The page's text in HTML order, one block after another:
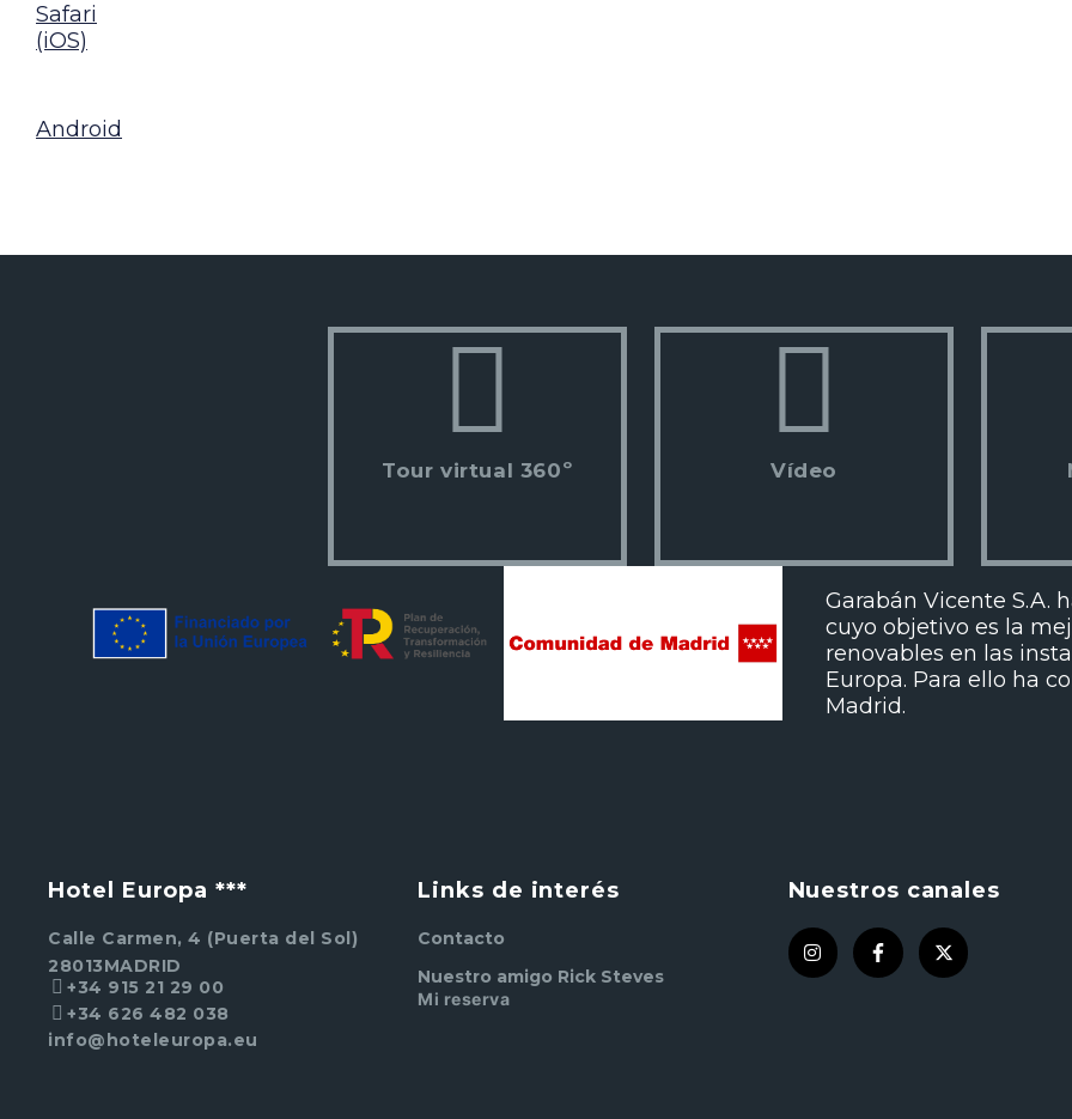
Safari
(iOS)
Android
Tour virtual 360º Vídeo
Garabán Vicente S.A.
cuyo objetivo es la
renovables en las
Europa. Para ello ha
Madrid.
Hotel Europa ***
Calle Carmen, 4 (Puerta del Sol)
28013MADRID
+34 915 21 29 00
+34 626 482 038
info@hoteleuropa.eu
Links de interés
Contacto
Nuestro amigo Rick Steves
Mi reserva
Nuestros canales